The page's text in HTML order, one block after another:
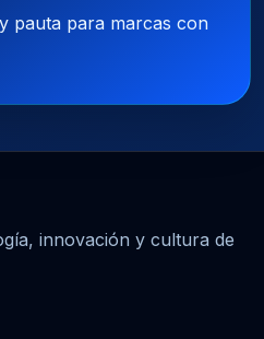
pauta para marcas con
innovación y cultura de